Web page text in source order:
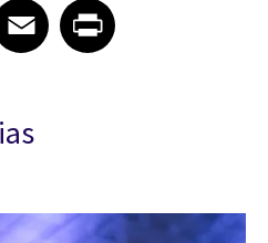
article on Email
EmailShare article on Print